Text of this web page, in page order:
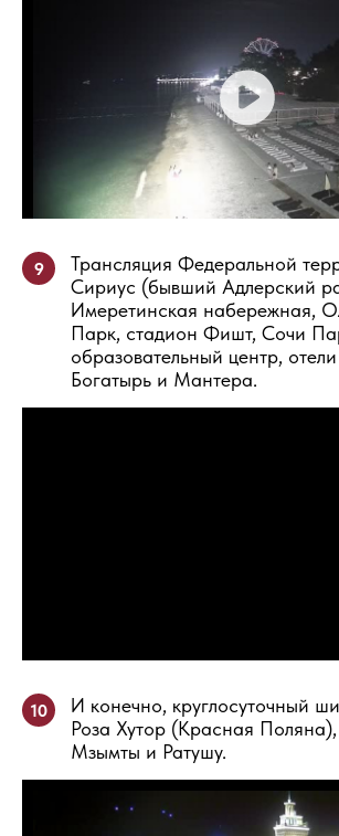
9
Трансляция Федеральной
Сириус (бывший Адлерский
Имеретинская набережная,
Парк, стадион Фишт, Сочи
образовательный центр,
Богатырь и Мантера.
10
И конечно, круглосуточный
Роза Хутор (Красная
Мзымты и Ратушу.